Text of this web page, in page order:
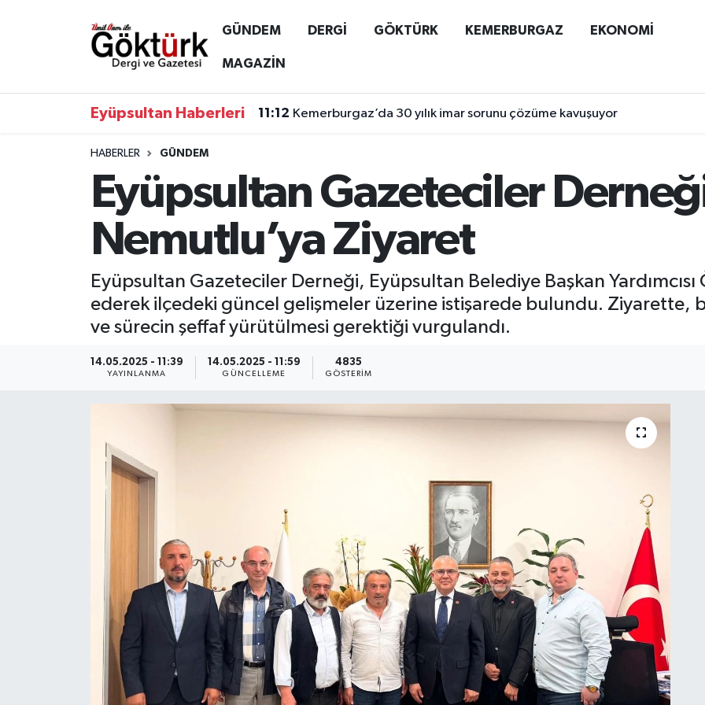
GÜNDEM DERGİ GÖKTÜRK KEMERBURGAZ EKONOMİ
MAGAZİN
Eyüpsultan Haberleri 11:12 Kemerburgaz’da 30 yılık imar sorunu çözüme kavuşuyor
HABERLER GÜNDEM
Eyüpsultan Gazeteciler
Nemutlu’ya Ziyaret
Eyüpsultan Gazeteciler Derneği, Eyüpsultan Belediye Başkan
ederek ilçedeki güncel gelişmeler üzerine istişarede bulundu. Ziyarette,
ve sürecin şeffaf yürütülmesi gerektiği vurgulandı.
14.05.2025 - 11:39
YAYINLANMA
14.05.2025 - 11:59
GÜNCELLEME
4835
GÖSTERIM
Anne Çocuk
GÖKTÜRK
KEMERBURGAZ
MAGAZİN
ÖZEL HABER
TEKNOLOJİ
Eyüpsultan Hava Durumu
Tüm Manşetler
Son Dakika Haberleri